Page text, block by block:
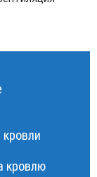
кровлю